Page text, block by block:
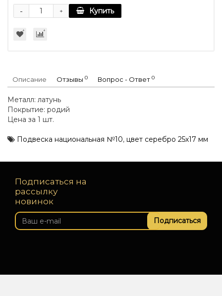
+
- Купить
Описание Отзывы 0 Вопрос - Ответ 0
Металл: латунь
Покрытие: родий
Цена за 1 шт.
Подвеска национальная №10, цвет серебро 25х17 мм
Подписаться на
рассылку
новинок
Подписаться